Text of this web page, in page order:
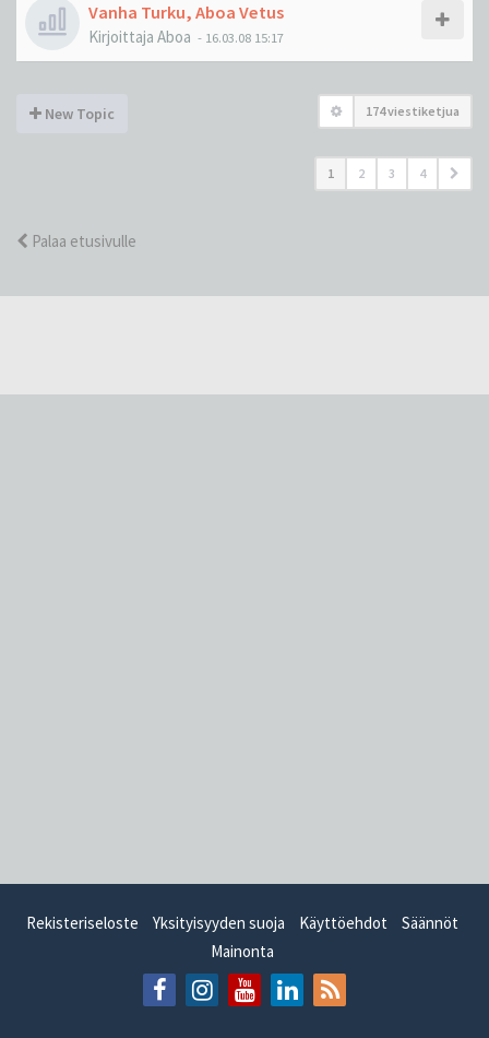
Vanha Turku, Aboa Vetus
Kirjoittaja Aboa - 16.03.08 15:17
New Topic 174 viestiketjua
1 2 3 4
Palaa etusivulle
Rekisteriseloste Yksityisyyden suoja Käyttöehdot
Säännöt
Mainonta